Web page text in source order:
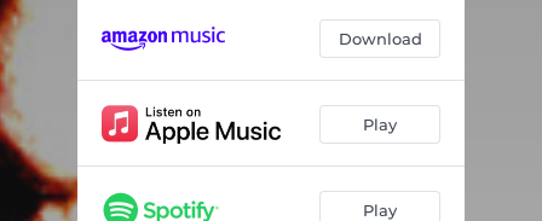
Download
Play
Play